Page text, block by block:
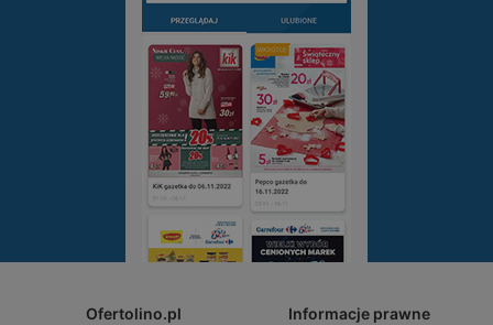
Ofertolino.pl Informacje prawne